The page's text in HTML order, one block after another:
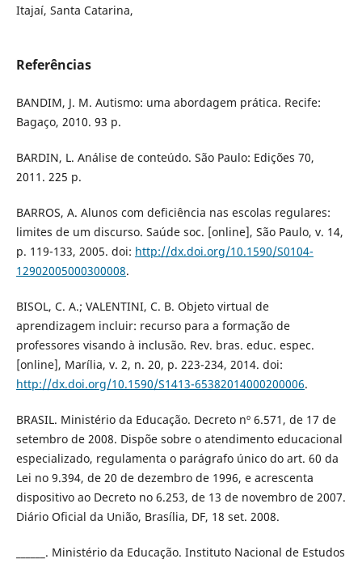
Itajaí, Santa Catarina,
Referências
BANDIM, J. M. Autismo: uma abordagem prática. Recife:
Bagaço, 2010. 93 p.
BARDIN, L. Análise de conteúdo. São Paulo: Edições 70,
2011. 225 p.
BARROS, A. Alunos com deficiência nas escolas regulares:
limites de um discurso. Saúde soc. [online], São Paulo, v. 14,
p. 119-133, 2005. doi: http://dx.doi.org/10.1590/S0104-
12902005000300008.
BISOL, C. A.; VALENTINI, C. B. Objeto virtual de
aprendizagem incluir: recurso para a formação de
professores visando à inclusão. Rev. bras. educ. espec.
[online], Marília, v. 2, n. 20, p. 223-234, 2014. doi:
http://dx.doi.org/10.1590/S1413-65382014000200006.
BRASIL. Ministério da Educação. Decreto nº 6.571, de 17 de
setembro de 2008. Dispõe sobre o atendimento educacional
especializado, regulamenta o parágrafo único do art. 60 da
Lei no 9.394, de 20 de dezembro de 1996, e acrescenta
dispositivo ao Decreto no 6.253, de 13 de novembro de 2007.
Diário Oficial da União, Brasília, DF, 18 set. 2008.
______. Ministério da Educação. Instituto Nacional de Estudos